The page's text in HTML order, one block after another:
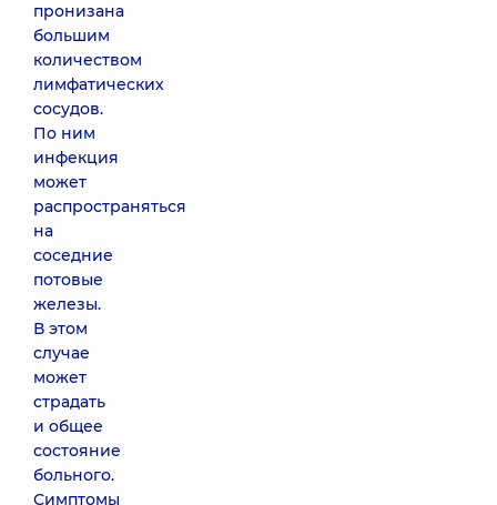
пронизана
большим
количеством
лимфатических
сосудов.
По ним
инфекция
может
распространяться
на
соседние
потовые
железы.
В этом
случае
может
страдать
и общее
состояние
больного.
Симптомы